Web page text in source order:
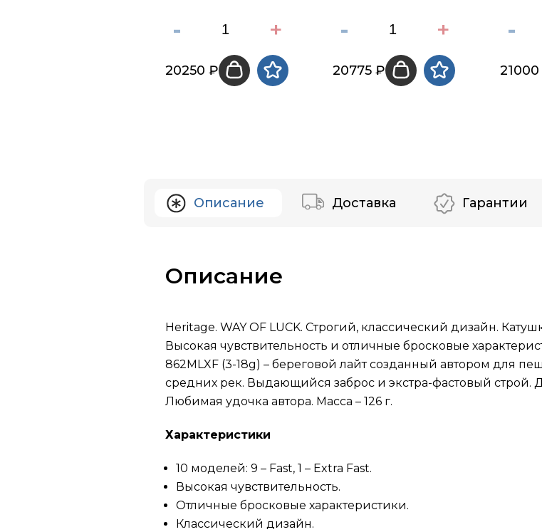
- +
20250 ₽
- +
20775 ₽
-
Описание Доставка Гарантии
Описание
Heritage. WAY OF LUCK. Строгий, классический дизайн.
Высокая чувствительность и отличные бросковые
862MLXF (3-18g) – береговой лайт созданный автором для
средних рек. Выдающийся заброс и экстра-фастовый строй.
Любимая удочка автора. Масса – 126 г.
Характеристики
10 моделей: 9 – Fast, 1 – Extra Fast.
Высокая чувствительность.
Отличные бросковые характеристики.
Классический дизайн.